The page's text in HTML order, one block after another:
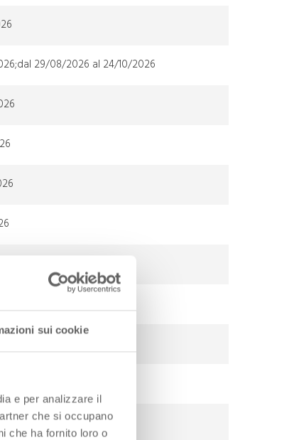
sui cookie
e per analizzare il
che si occupano
che ha fornito loro o
29/08/2026 al 24/10/2026
21/10/2026